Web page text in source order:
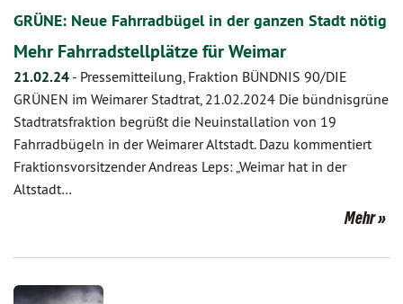
GRÜNE: Neue Fahrradbügel in der ganzen Stadt nötig
Mehr Fahrradstellplätze für Weimar
21.02.24 - Pressemitteilung, Fraktion BÜNDNIS 90/DIE
GRÜNEN im Weimarer Stadtrat, 21.02.2024 Die bündnisgrüne
Stadtratsfraktion begrüßt die Neuinstallation von 19
Fahrradbügeln in der Weimarer Altstadt. Dazu kommentiert
Fraktionsvorsitzender Andreas Leps: „Weimar hat in der
Altstadt…
Mehr